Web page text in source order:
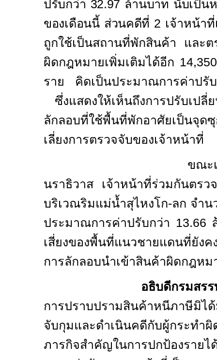
ปรับกว่า 32.97 ล้านบาท นับเป็น
ของเดือนนี้ ส่วนคดีที่ 2 เจ้าหน้า
ถูกใช้เป็นสถานที่พักสินค้า และต
ผิดกฎหมายเพิ่มเติมได้อีก
ราย คิดเป็นประมาณการค่าป
ซึ่งแสดงให้เห็นถึงการปรับเปลี่
ลักลอบที่ใช้พื้นที่พักอาศัยเป็นจุด
เลี่ยงการตรวจจับของเจ้าหน้าที่
ขณะเดียวกัน ใ
นราธิวาส เจ้าหน้าที่ร่วมกันตรว
บริเวณริมแม่น้ำสุไหงโก-ลก จำน
ประมาณการค่าปรับกว่า 13.66
เสี่ยงของพื้นที่แนวชายแดนที่ยังค
การลักลอบนำเข้าสินค้าผิดกฎหม
อธิบดีกรมสรรพส
การปราบปรามสินค้าหนีภาษีมิได้
จับกุมและดำเนินคดีกับผู้กระท
ภารกิจสำคัญในการปกป้องรา